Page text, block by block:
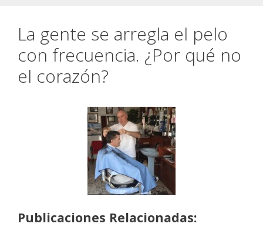
La gente se arregla el pelo
con frecuencia. ¿Por qué no
el corazón?
Publicaciones Relacionadas: